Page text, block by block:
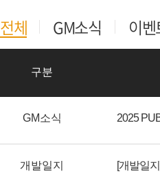
전체 GM소식 이벤
구분
GM소식 2025
개발일지 [개발일